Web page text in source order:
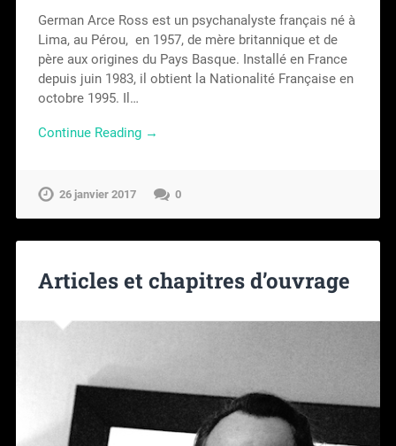
German Arce Ross est un psychanalyste français né à
Lima, au Pérou, en 1957, de mère britannique et de
père aux origines du Pays Basque. Installé en France
depuis juin 1983, il obtient la Nationalité Française en
octobre 1995. Il…
Continue Reading →
26 janvier 2017 0
Articles et chapitres d’ouvrage